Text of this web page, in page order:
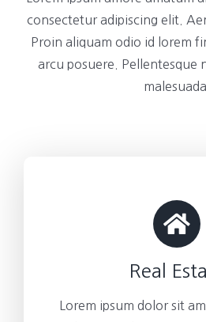
consectetur adipiscing elit.
Proin aliquam odio id lorem
arcu posuere. Pellentesque
malesuada.
Real
Lorem ipsum dolor sit